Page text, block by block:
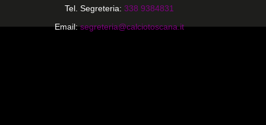
Tel. Segreteria: 338 9384831
Email: segreteria@calciotoscana.it